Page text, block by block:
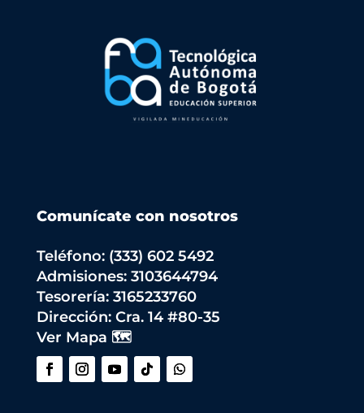
Comunícate con nosotros
Teléfono: (333) 602 5492
Admisiones: 3103644794
Tesorería: 3165233760
Dirección: Cra. 14 #80-35
Ver Mapa 🗺️